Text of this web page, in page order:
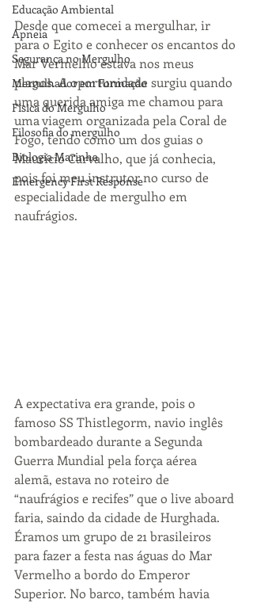
Educação Ambiental
Apneia
Segurança no Mergulho
Mergulhador em Formação
Física do Mergulho
Filosofia do mergulho
Biologia Marinha
Emergency First Response
Desde que comecei a mergulhar, ir
para o Egito e conhecer os encantos do
Mar Vermelho estava nos meus
planos. A oportunidade surgiu quando
uma querida amiga me chamou para
uma viagem organizada pela Coral de
Fogo, tendo como um dos guias o
Maurício Carvalho, que já conhecia,
pois foi meu instrutor no curso de
especialidade de mergulho em
naufrágios.
A expectativa era grande, pois o
famoso SS Thistlegorm, navio inglês
bombardeado durante a Segunda
Guerra Mundial pela força aérea
alemã, estava no roteiro de
“naufrágios e recifes” que o live aboard
faria, saindo da cidade de Hurghada.
Éramos um grupo de 21 brasileiros
para fazer a festa nas águas do Mar
Vermelho a bordo do Emperor
Superior. No barco, também havia